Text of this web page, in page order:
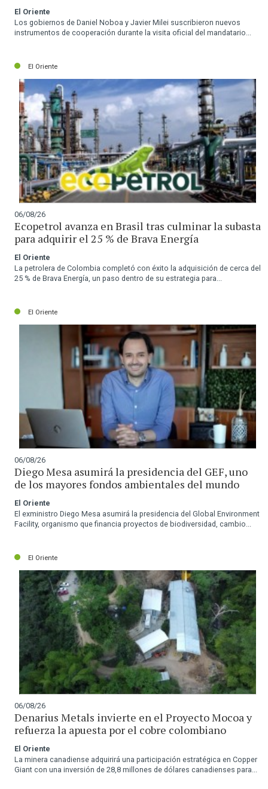
El Oriente
Los gobiernos de Daniel Noboa y Javier Milei suscribieron nuevos
instrumentos de cooperación durante la visita oficial del mandatario...
El Oriente
06/08/26
Ecopetrol avanza en Brasil tras culminar la subasta
para adquirir el 25 % de Brava Energía
El Oriente
La petrolera de Colombia completó con éxito la adquisición de cerca del
25 % de Brava Energía, un paso dentro de su estrategia para...
El Oriente
06/08/26
Diego Mesa asumirá la presidencia del GEF, uno
de los mayores fondos ambientales del mundo
El Oriente
El exministro Diego Mesa asumirá la presidencia del Global Environment
Facility, organismo que financia proyectos de biodiversidad, cambio...
El Oriente
06/08/26
Denarius Metals invierte en el Proyecto Mocoa y
refuerza la apuesta por el cobre colombiano
El Oriente
La minera canadiense adquirirá una participación estratégica en Copper
Giant con una inversión de 28,8 millones de dólares canadienses para...